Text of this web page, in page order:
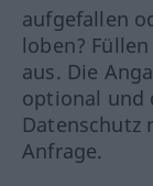
aufgefallen
loben?
aus. Die
optional und
Datenschutz
Anfrage.